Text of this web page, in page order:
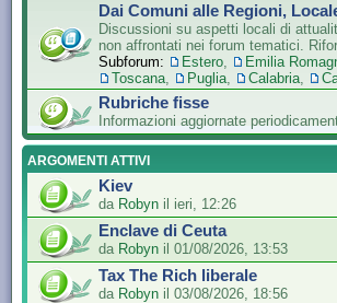
Dai Comuni alle Regioni,
Discussioni su aspetti locali di
non affrontati nei forum tematici.
Subforum:
Estero, Emilia
Toscana, Puglia, Calabria,
Rubriche fisse
Informazioni aggiornate
ARGOMENTI ATTIVI
Kiev
da Robyn il ieri, 12:26
Enclave di Ceuta
da Robyn il 01/08/2026, 13:53
Tax The Rich liberale
da Robyn il 03/08/2026, 18:56